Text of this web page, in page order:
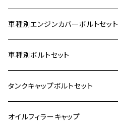
車種別エンジンカバーボルトセット
ホンダ【ステンレス】
400X
6V モンキー
カワサキ【ステンレス】
BALIUS
ヤマハ【ステンレス】
車種別ボルトセット
KAWASAKI
Z900RS/Z900RS CAFE
HONDA
タンクキャップボルトセット
カワサキ
オイルフィラーキャップ